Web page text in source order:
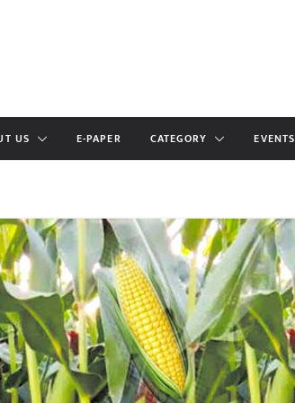
US E-PAPER CATEGORY EVENTS